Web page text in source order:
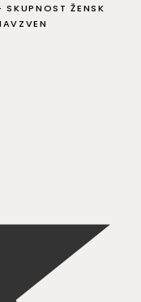
ŽENSK